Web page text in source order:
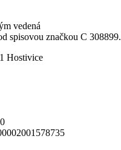
vedená
spisovou značkou C 308899.
Hostivice